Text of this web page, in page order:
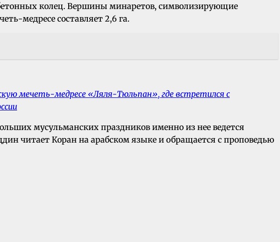
колец. Вершины минаретов, символизирующие
медресе составляет 2,6 га.
мечеть-медресе «Ляля-Тюльпан», где встретился с
мусульманских праздников именно из нее ведется
читает Коран на арабском языке и обращается с проповедью